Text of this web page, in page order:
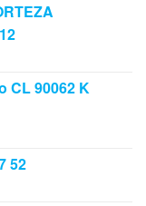
CL 90062 K
52